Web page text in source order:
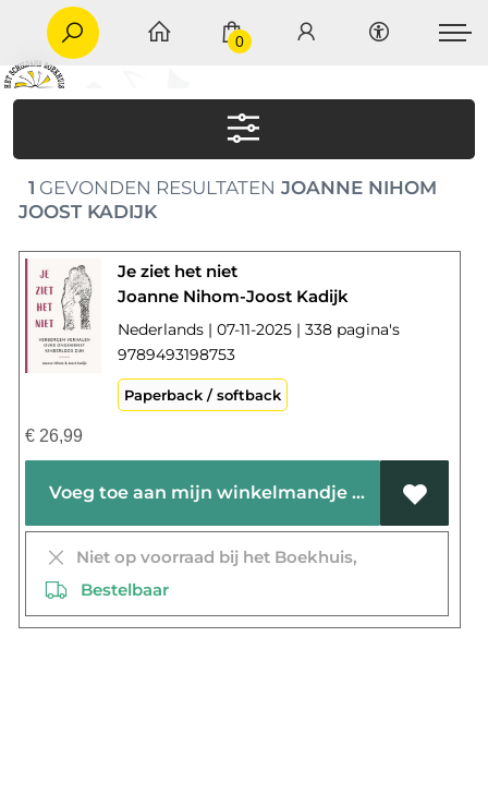
0
1 GEVONDEN RESULTATEN JOANNE NIHOM
JOOST KADIJK
Je ziet het niet
Joanne Nihom-Joost Kadijk
Nederlands | 07-11-2025 | 338 pagina's
9789493198753
Paperback / softback
€26,99
Voeg toe aan mijn winkelmandje
Niet op voorraad bij het Boekhuis,
Bestelbaar